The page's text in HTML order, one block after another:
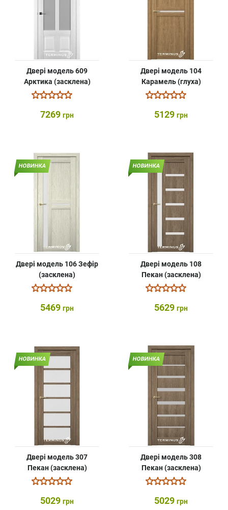
Двері модель 609
Арктика (засклена)
7269 грн
Двері модель 104
Карамель (глуха)
5129 грн
НОВИНКА
Двері модель 106 Зефір
(засклена)
5469 грн
НОВИНКА
Двері модель 108
Пекан (засклена)
5629 грн
НОВИНКА
Двері модель 307
Пекан (засклена)
5029 грн
НОВИНКА
Двері модель 308
Пекан (засклена)
5029 грн